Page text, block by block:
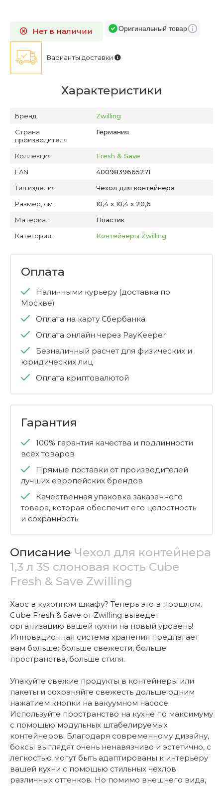
Варианты доставки
Нет в наличии Оригинальный товар
Характеристики
Бренд
Zwilling
Страна
производителя
Германия
Коллекция
Fresh & Save
EAN
4009839665271
Тип изделия
Чехол для контейнера
Размер, см
10,4 х 10,4 х 20,6
Материал
Пластик
Категория:
Контейнеры Zwilling
Оплата
Наличными курьеру (доставка по
Москве)
Оплата на карту Сбербанка
Оплата онлайн через PayKeeper
Безналичный расчет для физических и
юридических лиц
Оплата криптовалютой
Гарантия
100% гарантия качества и подлинности
всех товаров
Прямые поставки от производителей
лучших европейских брендов
Качественная упаковка заказанного
товара, которая обеспечит его целостность
и сохранность
Описание Чехол для контейнера
1,3 л 3S слоновая кость Cube
Fresh & Save Zwilling
Хаос в кухонном шкафу? Теперь это в прошлом.
Cube Fresh & Save от Zwilling выведет
организацию вашей кухни на новый уровень!
Инновационная система хранения предлагает
вам больше: больше свежести, больше
пространства, больше стиля.
Упакуйте свежие продукты в контейнеры или
пакеты и сохраняйте свежесть дольше одним
нажатием кнопки на вакуумном насосе.
Используйте пространство на кухне по максимуму
с помощью модульных штабелируемых
контейнеров. Благодаря современному дизайну,
боксы выглядят очень ненавязчиво и эстетично, с
легкостью могут быть адаптированы к интерьеру
вашей кухни с помощью стильных чехлов
различных оттенков. Но помимо внешнего вида,